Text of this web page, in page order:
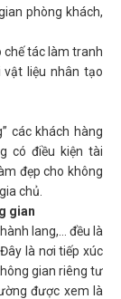
phòng khách,
tác làm tranh
liệu nhân tạo
các khách hàng
có điều kiện tài
đẹp cho không
chủ.
gian
lang,… đều là
là nơi tiếp xúc
gian riêng tư
được xem là